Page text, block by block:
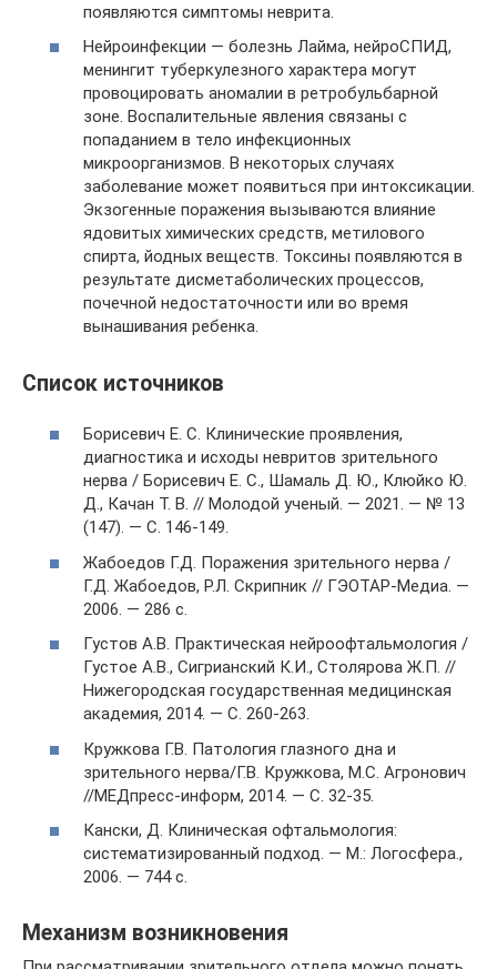
появляются симптомы неврита.
Нейроинфекции — болезнь Лайма, нейроСПИД,
менингит туберкулезного характера могут
провоцировать аномалии в ретробульбарной
зоне. Воспалительные явления связаны с
попаданием в тело инфекционных
микроорганизмов. В некоторых случаях
заболевание может появиться при интоксикации.
Экзогенные поражения вызываются влияние
ядовитых химических средств, метилового
спирта, йодных веществ. Токсины появляются в
результате дисметаболических процессов,
почечной недостаточности или во время
вынашивания ребенка.
Список источников
Борисевич Е. С. Клинические проявления,
диагностика и исходы невритов зрительного
нерва / Борисевич Е. С., Шамаль Д. Ю., Клюйко Ю.
Д., Качан Т. В. // Молодой ученый. — 2021. — № 13
(147). — С. 146-149.
Жабоедов Г.Д. Поражения зрительного нерва /
Г.Д. Жабоедов, Р.Л. Скрипник // ГЭОТАР-Медиа. —
2006. — 286 с.
Густов А.В. Практическая нейроофтальмология /
Густое А.В., Сигрианский К.И., Столярова Ж.П. //
Нижегородская государственная медицинская
академия, 2014. — С. 260-263.
Кружкова Г.В. Патология глазного дна и
зрительного нерва/Г.В. Кружкова, М.С. Агронович
//МЕДпресс-информ, 2014. — С. 32-35.
Кански, Д. Клиническая офтальмология:
систематизированный подход. — М.: Логосфера.,
2006. — 744 с.
Механизм возникновения